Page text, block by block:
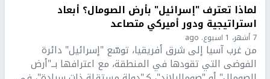
لماذا تعترف "إسرائيل" بأرض الصومال؟ أبعاد
استراتيجية ودور أميركي متصاعد
7 أشهر، 1 اسبوع. ago
من غرب آسيا إلى شرق أفريقيا، توسّع "إسرائيل" دائرة
الفوضى التي تقودها في المنطقة، مع اعترافها بــ"أرض